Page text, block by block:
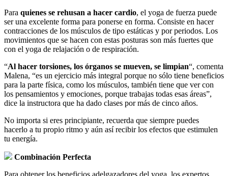
Para quienes se rehusan a hacer cardio, el yoga de fuerza puede
ser una excelente forma para ponerse en forma. Consiste en hacer
contracciones de los músculos de tipo estáticas y por periodos. Los
movimientos que se hacen con estas posturas son más fuertes que
con el yoga de relajación o de respiración.
“Al hacer torsiones, los órganos se mueven, se limpian“, comenta
Malena, “es un ejercicio más integral porque no sólo tiene beneficios
para la parte física, como los músculos, también tiene que ver con
los pensamientos y emociones, porque trabajas todas esas áreas”,
dice la instructora que ha dado clases por más de cinco años.
No importa si eres principiante, recuerda que siempre puedes
hacerlo a tu propio ritmo y aún así recibir los efectos que estimulen
tu energía.
Combinación Perfecta
Para obtener los beneficios adelgazadores del yoga, los expertos